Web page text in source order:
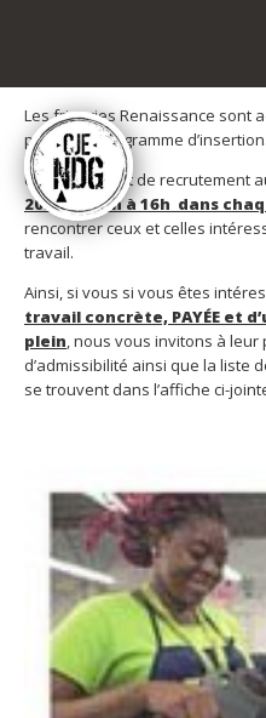
Les friperies Renaissance sont
pour som programme d’insertion.
Un événement de recrutement
2022 de 13h à 16h dans
rencontrer ceux et celles
travail.
Ainsi, si vous si vous êtes
travail concrète, PAYÉE et
plein, nous vous invitons à leur
d’admissibilité ainsi que la liste
se trouvent dans l’affiche ci-